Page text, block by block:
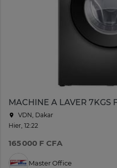
VDN, Dakar
Hier, 12:22
165 000 F CFA
Master Office